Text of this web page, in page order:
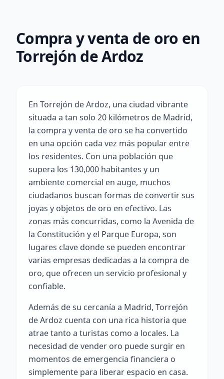
Compra y venta de oro en
Torrejón de Ardoz
En Torrejón de Ardoz, una ciudad vibrante
situada a tan solo 20 kilómetros de Madrid,
la compra y venta de oro se ha convertido
en una opción cada vez más popular entre
los residentes. Con una población que
supera los 130,000 habitantes y un
ambiente comercial en auge, muchos
ciudadanos buscan formas de convertir sus
joyas y objetos de oro en efectivo. Las
zonas más concurridas, como la Avenida de
la Constitución y el Parque Europa, son
lugares clave donde se pueden encontrar
varias empresas dedicadas a la compra de
oro, que ofrecen un servicio profesional y
confiable.
Además de su cercanía a Madrid, Torrejón
de Ardoz cuenta con una rica historia que
atrae tanto a turistas como a locales. La
necesidad de vender oro puede surgir en
momentos de emergencia financiera o
simplemente para liberar espacio en casa.